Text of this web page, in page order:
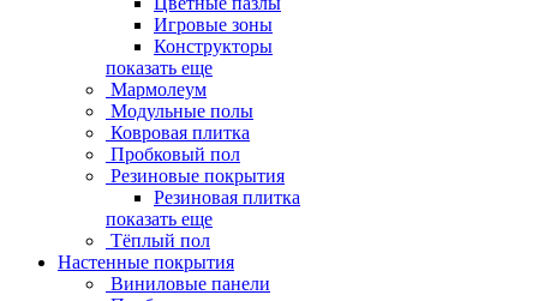
Игровые зоны
Конструкторы
показать еще
Мармолеум
Модульные полы
Ковровая плитка
Пробковый пол
Резиновые покрытия
Резиновая плитка
показать еще
Тёплый пол
Настенные покрытия
Виниловые панели